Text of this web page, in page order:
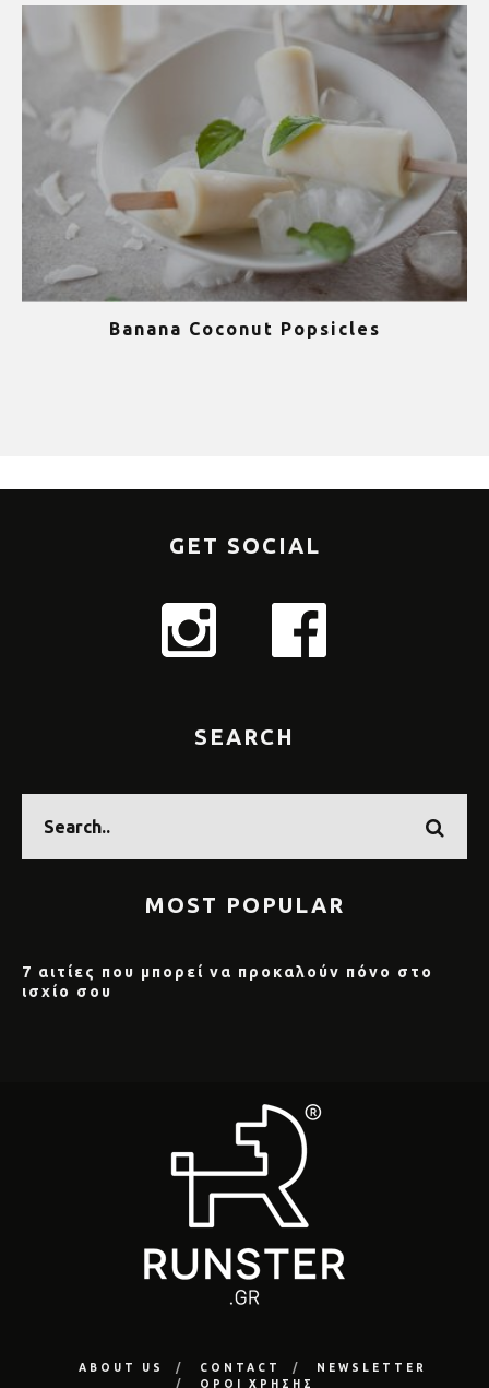
Banana Coconut Popsicles
GET SOCIAL
SEARCH
MOST POPULAR
7 αιτίες που μπορεί να προκαλούν πόνο στο
ισχίο σου
ABOUT US CONTACT
NEWSLETTER
ΟΡΟΙ ΧΡΗΣΗΣ